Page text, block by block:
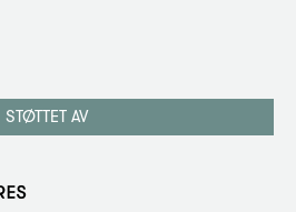
STØTTET AV